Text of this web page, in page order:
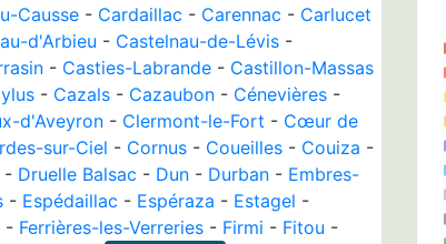
Causse - Cardaillac - Carennac - Carlucet
d'Arbieu - Castelnau-de-Lévis -
- Casties-Labrande - Castillon-Massas
- Cazals - Cazaubon - Cénevières -
d'Aveyron - Clermont-le-Fort - Cœur de
sur-Ciel - Cornus - Coueilles - Couiza -
- Druelle Balsac - Dun - Durban - Embres-
- Espédaillac - Espéraza - Estagel -
- Ferrières-les-Verreries - Firmi - Fitou -